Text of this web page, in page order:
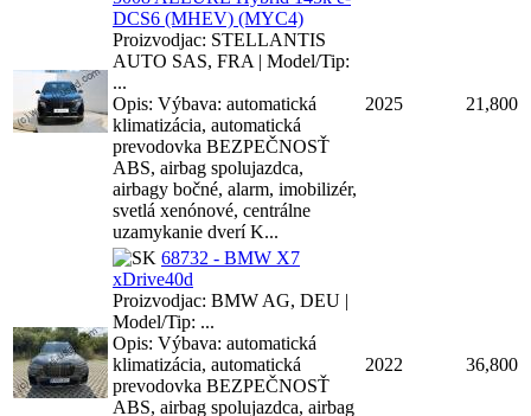
DCS6 (MHEV) (MYC4)
Proizvodjac: STELLANTIS
AUTO SAS, FRA | Model/Tip:
...
Opis: Výbava: automatická
klimatizácia, automatická
prevodovka BEZPEČNOSŤ
ABS, airbag spolujazdca,
airbagy bočné, alarm, imobilizér,
svetlá xenónové, centrálne
uzamykanie dverí K...
2025 21,800
68732 - BMW X7
xDrive40d
Proizvodjac: BMW AG, DEU |
Model/Tip: ...
Opis: Výbava: automatická
klimatizácia, automatická
prevodovka BEZPEČNOSŤ
ABS, airbag spolujazdca, airbag
2022 36,800